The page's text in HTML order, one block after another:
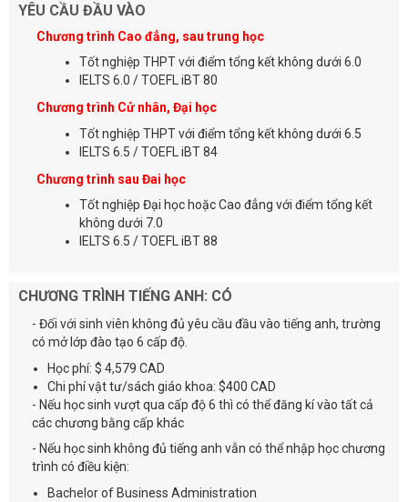
YÊU CẦU ĐẦU VÀO
Chương trình Cao đẳng, sau trung học
Tốt nghiệp THPT với điểm tổng kết không dưới 6.0
IELTS 6.0 / TOEFL iBT 80
Chương trình Cử nhân, Đại học
Tốt nghiệp THPT với điểm tổng kết không dưới 6.5
IELTS 6.5 / TOEFL iBT 84
Chương trình sau Đai học
Tốt nghiệp Đại học hoặc Cao đẳng với điểm tổng kết
không dưới 7.0
IELTS 6.5 / TOEFL iBT 88
CHƯƠNG TRÌNH TIẾNG ANH: CÓ
- Đối với sinh viên không đủ yêu cầu đầu vào tiếng anh, trường
có mở lớp đào tạo 6 cấp độ.
Học phí: $ 4,579 CAD
Chi phí vật tư/sách giáo khoa: $400 CAD
- Nếu học sinh vượt qua cấp độ 6 thì có thể đăng kí vào tất cả
các chương bằng cấp khác
- Nếu học sinh không đủ tiếng anh vẫn có thể nhập học chương
trình có điều kiện:
Bachelor of Business Administration